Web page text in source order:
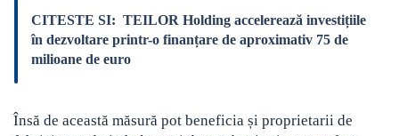
CITESTE SI: TEILOR Holding accelerează investițiile
în dezvoltare printr-o finanțare de aproximativ 75 de
milioane de euro
Însă de această măsură pot beneficia și proprietarii de